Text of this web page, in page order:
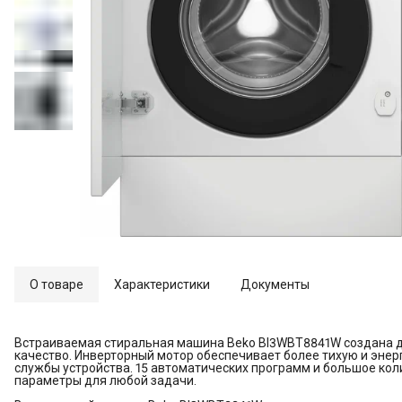
О товаре Характеристики Документы
Встраиваемая стиральная машина Beko BI3WBT8841W
качество. Инверторный мотор обеспечивает более тихую и
службы устройства. 15 автоматических программ и большое
параметры для любой задачи.